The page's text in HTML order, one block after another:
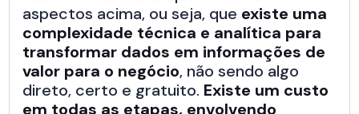
aspectos acima, ou seja, que existe uma
complexidade técnica e analítica para
transformar dados em informações de
valor para o negócio, não sendo algo
direto, certo e gratuito. Existe um custo
em todas as etapas, envolvendo